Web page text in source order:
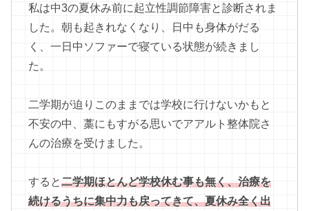
私は中3の夏休み前に起立性調節障害と診断されま
した。朝も起きれなくなり、日中も身体がだる
く、一日中ソファーで寝ている状態が続きまし
た。
二学期が迫りこのままでは学校に行けないかもと
不安の中、藁にもすがる思いでアアルト整体院さ
んの治療を受けました。
すると二学期ほとんど学校休む事も無く、治療を
続けるうちに集中力も戻ってきて、夏休み全く出